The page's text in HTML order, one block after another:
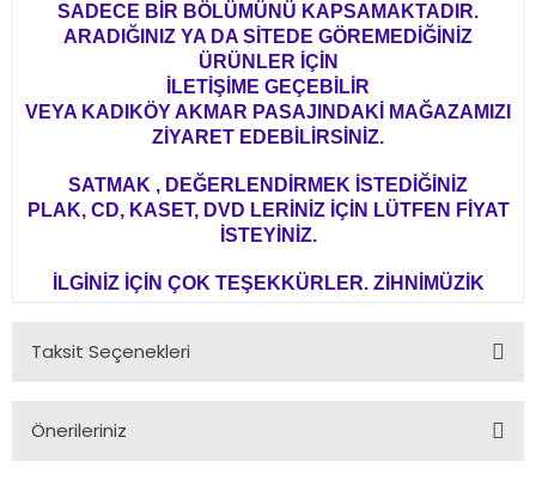
SADECE BİR BÖLÜMÜNÜ KAPSAMAKTADIR.
ARADIĞINIZ YA DA SİTEDE GÖREMEDİĞİNİZ
ÜRÜNLER İÇİN
İLETİŞİME GEÇEBİLİR
VEYA KADIKÖY AKMAR PASAJINDAKİ MAĞAZAMIZI
ZİYARET EDEBİLİRSİNİZ.
SATMAK , DEĞERLENDİRMEK İSTEDİĞİNİZ
PLAK, CD, KASET, DVD LERİNİZ İÇİN LÜTFEN FİYAT
İSTEYİNİZ.
İLGİNİZ İÇİN ÇOK TEŞEKKÜRLER. ZİHNİMÜZİK
Taksit Seçenekleri
Önerileriniz